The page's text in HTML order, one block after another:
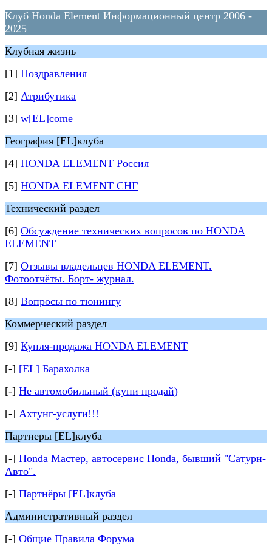
Клуб Honda Element Информационный центр 2006 -
2025
Клубная жизнь
[1] Поздравления
[2] Атрибутика
[3] w[EL]come
География [EL]клуба
[4] HONDA ELEMENT Россия
[5] HONDA ELEMENT СНГ
Технический раздел
[6] Обсуждение технических вопросов по HONDA
ELEMENT
[7] Отзывы владельцев HONDA ELEMENT.
Фотоотчёты. Борт- журнал.
[8] Вопросы по тюнингу
Коммерческий раздел
[9] Купля-продажа HONDA ELEMENT
[-] [EL] Барахолка
[-] Не автомобильный (купи продай)
[-] Ахтунг-услуги!!!
Партнеры [EL]клуба
[-] Honda Мастер, автосервис Honda, бывший "Сатурн-
Авто".
[-] Партнёры [EL]клуба
Административный раздел
[-] Общие Правила Форума